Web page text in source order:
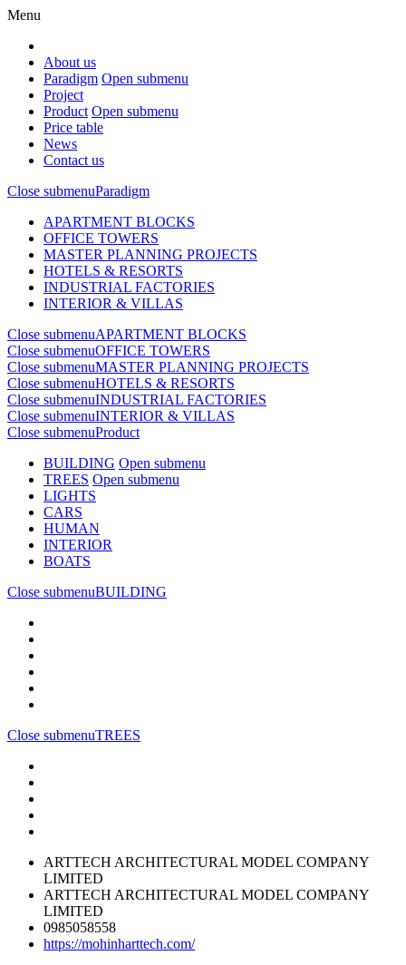
Menu
About us
Paradigm Open submenu
Project
Product Open submenu
Price table
News
Contact us
Close submenuParadigm
APARTMENT BLOCKS
OFFICE TOWERS
MASTER PLANNING PROJECTS
HOTELS & RESORTS
INDUSTRIAL FACTORIES
INTERIOR & VILLAS
Close submenuAPARTMENT BLOCKS
Close submenuOFFICE TOWERS
Close submenuMASTER PLANNING PROJECTS
Close submenuHOTELS & RESORTS
Close submenuINDUSTRIAL FACTORIES
Close submenuINTERIOR & VILLAS
Close submenuProduct
BUILDING Open submenu
TREES Open submenu
LIGHTS
CARS
HUMAN
INTERIOR
BOATS
Close submenuBUILDING
Close submenuTREES
ARTTECH ARCHITECTURAL MODEL COMPANY
LIMITED
ARTTECH ARCHITECTURAL MODEL COMPANY
LIMITED
0985058558
https://mohinharttech.com/